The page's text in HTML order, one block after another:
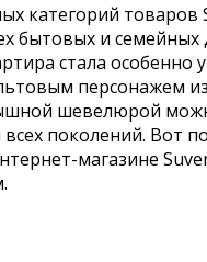
категорий
бытовых и
стала
персонажем
шевелюрой
поколений. Вот
магазине